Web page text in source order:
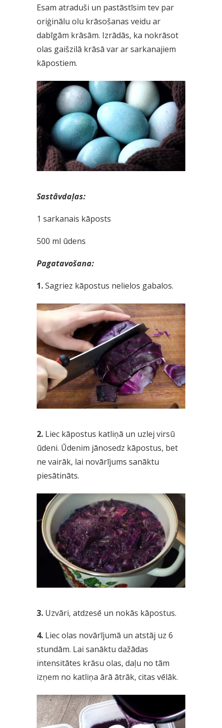
Esam atraduši un pastāstīsim tev par
oriģinālu olu krāsošanas veidu ar
dabīgām krāsām. Izrādās, ka nokrāsot
olas gaišzilā krāsā var ar sarkanajiem
kāpostiem.
Sastāvdaļas:
1 sarkanais kāposts
500 ml ūdens
Pagatavošana:
1.Sagriez kāpostus nelielos gabalos.
2. Liec kāpostus katliņā un uzlej virsū
ūdeni. Ūdenim jānosedz kāpostus, bet
ne vairāk, lai novārījums sanāktu
piesātināts.
3. Uzvāri, atdzesē un nokās kāpostus.
4. Liec olas novārījumā un atstāj uz 6
stundām. Lai sanāktu dažādas
intensitātes krāsu olas, daļu no tām
izņem no katliņa ārā ātrāk, citas vēlāk.